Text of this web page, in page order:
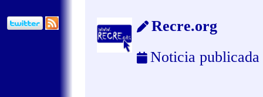
Recre.org
Noticia publicada